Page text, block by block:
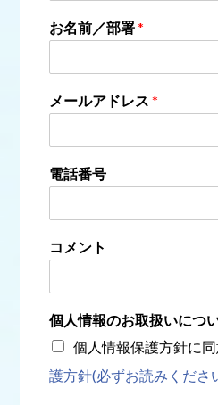
お名前／部署*
メールアドレス*
電話番号
コメント
個人情報のお取扱いにつ
個人情報保護方針に
護方針(必ずお読みくださ